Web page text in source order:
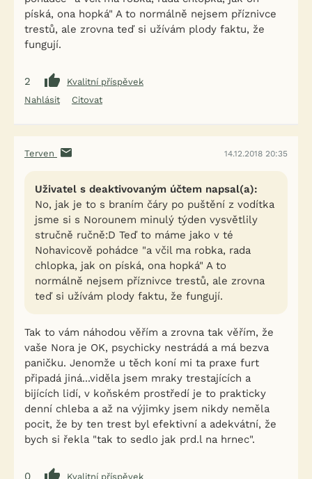
píská, ona hopká" A to normálně nejsem příznivce
trestů, ale zrovna teď si užívám plody faktu, že
fungují.
2
Kvalitní příspěvek
Nahlásit
Citovat
Terven 14.12.2018 20:35
Uživatel s deaktivovaným účtem napsal(a):
No, jak je to s braním čáry po puštění z vodítka
jsme si s Norounem minulý týden vysvětlily
stručně ručně:D Teď to máme jako v té
Nohavicově pohádce "a včil ma robka, rada
chlopka, jak on píská, ona hopká" A to
normálně nejsem příznivce trestů, ale zrovna
teď si užívám plody faktu, že fungují.
Tak to vám náhodou věřím a zrovna tak věřím, že
vaše Nora je OK, psychicky nestrádá a má bezva
paničku. Jenomže u těch koní mi ta praxe furt
připadá jiná...viděla jsem mraky trestajících a
bijících lidí, v koňském prostředí je to prakticky
denní chleba a až na výjimky jsem nikdy neměla
pocit, že by ten trest byl efektivní a adekvátní, že
bych si řekla "tak to sedlo jak prd.l na hrnec".
0
Kvalitní příspěvek